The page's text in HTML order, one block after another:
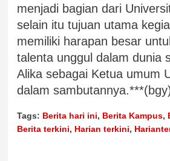
menjadi bagian dari
selain itu tujuan utama
memiliki harapan besar
talenta unggul dalam dunia
Alika sebagai Ketua umum
dalam
Tags: Berita hari ini, Berita Kampus,
Berita terkini, Harian terkini,